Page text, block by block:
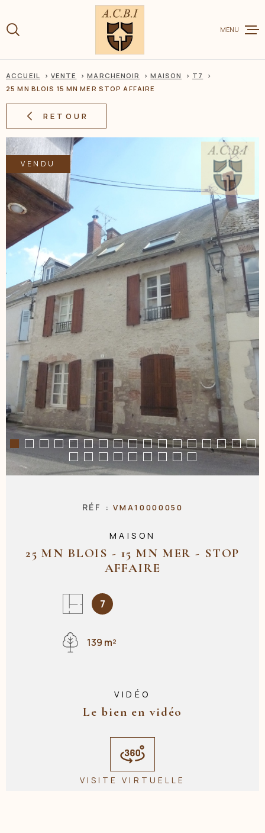
lamenu
contenu
VENTE
CHARME
ESTIMER
BIEN
BIENS
NOS
CONTACT
MENU
ACCUEIL VENTE MARCHENOIR MAISON
T7
25 MN BLOIS 15 MN MER STOP AFFAIRE
RETOUR
VENDU
RÉF :VMA10000050
MAISON
25 MN BLOIS - 15 MN MER - STOP
AFFAIRE
7
139 m²
VIDÉO
Le bien en vidéo
VISITE VIRTUELLE